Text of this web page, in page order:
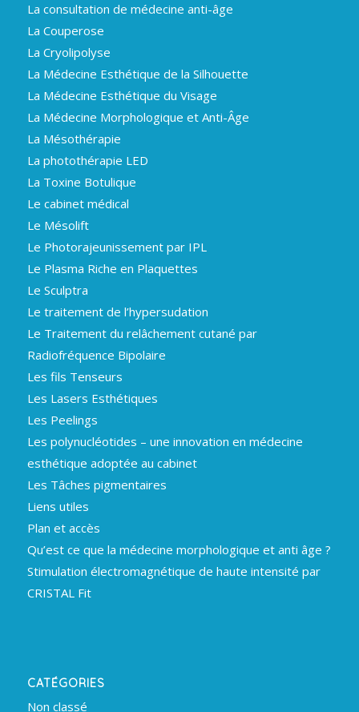
La consultation de médecine anti-âge
La Couperose
La Cryolipolyse
La Médecine Esthétique de la Silhouette
La Médecine Esthétique du Visage
La Médecine Morphologique et Anti-Âge
La Mésothérapie
La photothérapie LED
La Toxine Botulique
Le cabinet médical
Le Mésolift
Le Photorajeunissement par IPL
Le Plasma Riche en Plaquettes
Le Sculptra
Le traitement de l’hypersudation
Le Traitement du relâchement cutané par
Radiofréquence Bipolaire
Les fils Tenseurs
Les Lasers Esthétiques
Les Peelings
Les polynucléotides – une innovation en médecine
esthétique adoptée au cabinet
Les Tâches pigmentaires
Liens utiles
Plan et accès
Qu’est ce que la médecine morphologique et anti âge ?
Stimulation électromagnétique de haute intensité par
CRISTAL Fit
CATÉGORIES
Non classé